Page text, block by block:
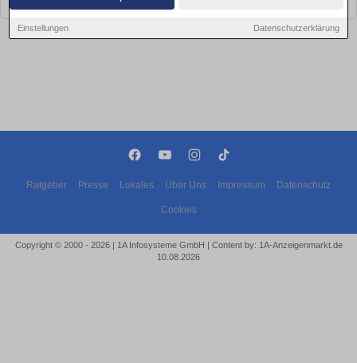
Einstellungen Datenschutzerklärung
Ratgeber Presse Lokales Über Uns Impressum Datenschutz
Cookies
Copyright © 2000 - 2026 | 1A Infosysteme GmbH | Content by: 1A-Anzeigenmarkt.de
10.08.2026